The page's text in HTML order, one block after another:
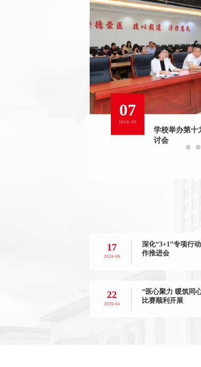
07
2026-05
学校举办第十
讨会
17
2026-06
深化“3+1”专项行
作推进会
22
2026-04
“医心聚力 暖筑同
比赛顺利开展